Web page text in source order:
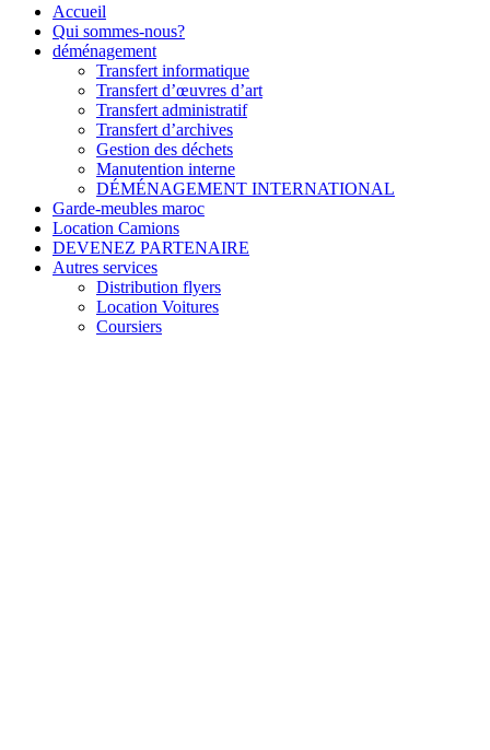
Accueil
Qui sommes-nous?
déménagement
Transfert informatique
Transfert d’œuvres d’art
Transfert administratif
Transfert d’archives
Gestion des déchets
Manutention interne
DÉMÉNAGEMENT INTERNATIONAL
Garde-meubles maroc
Location Camions
DEVENEZ PARTENAIRE
Autres services
Distribution flyers
Location Voitures
Coursiers